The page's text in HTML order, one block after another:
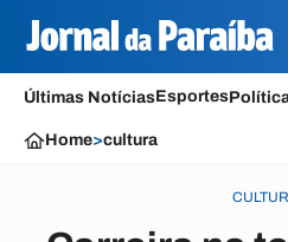
Últimas NotíciasEsportes
Home>cultura